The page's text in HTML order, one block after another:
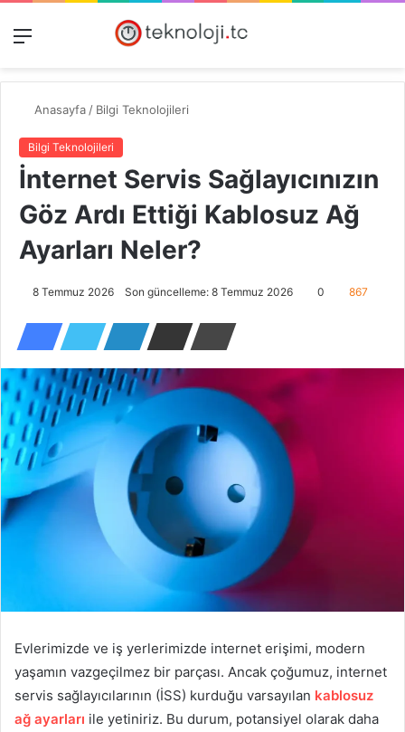
Kayıt
Anasayfa / Bilgi Teknolojileri
Bilgi Teknolojileri
İnternet Servis Sağlayıcınızın
Göz Ardı Ettiği Kablosuz Ağ
Ayarları Neler?
8 Temmuz 2026 Son güncelleme: 8 Temmuz 2026 0 867
Evlerimizde ve iş yerlerimizde internet erişimi, modern
yaşamın vazgeçilmez bir parçası. Ancak çoğumuz, internet
servis sağlayıcılarının (İSS) kurduğu varsayılan kablosuz
ağ ayarları ile yetiniriz. Bu durum, potansiyel olarak daha